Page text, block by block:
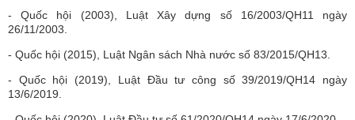
- Quốc hội (2003), Luật Xây dựng số 16/2003/QH11 ngày
26/11/2003.
- Quốc hội (2015), Luật Ngân sách Nhà nước số 83/2015/QH13.
- Quốc hội (2019), Luật Đầu tư công số 39/2019/QH14 ngày
13/6/2019.